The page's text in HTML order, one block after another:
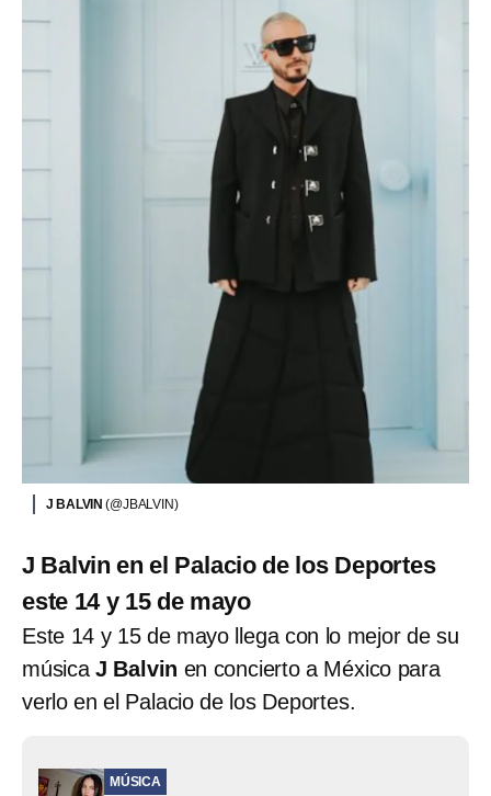
J BALVIN(@JBALVIN)
J Balvin en el Palacio de los Deportes
este 14 y 15 de mayo
Este 14 y 15 de mayo llega con lo mejor de su
músicaJ Balvin en concierto a México para
verlo en el Palacio de los Deportes.
MÚSICA